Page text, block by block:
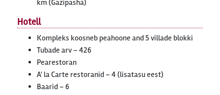
km (Gazipasha)
Hotell
Kompleks koosneb peahoone and 5 villade blokki
Tubade arv – 426
Pearestoran
A' la Carte restoranid – 4 (lisatasu eest)
Baarid – 6